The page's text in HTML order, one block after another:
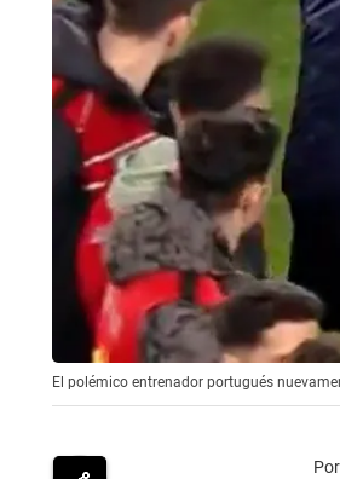
El polémico entrenador portugués
Por